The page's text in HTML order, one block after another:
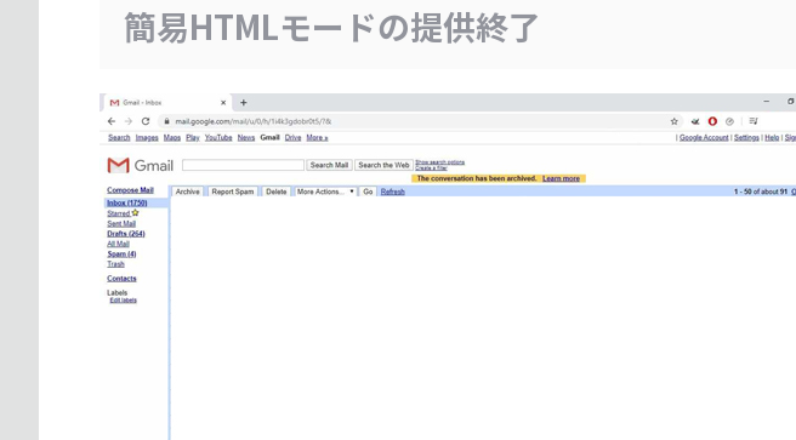
簡易HTMLモードの提供終了